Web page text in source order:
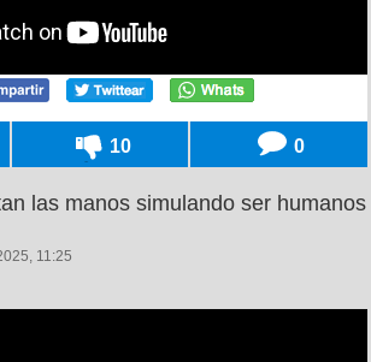
10 0
las manos simulando ser humanos
11:25